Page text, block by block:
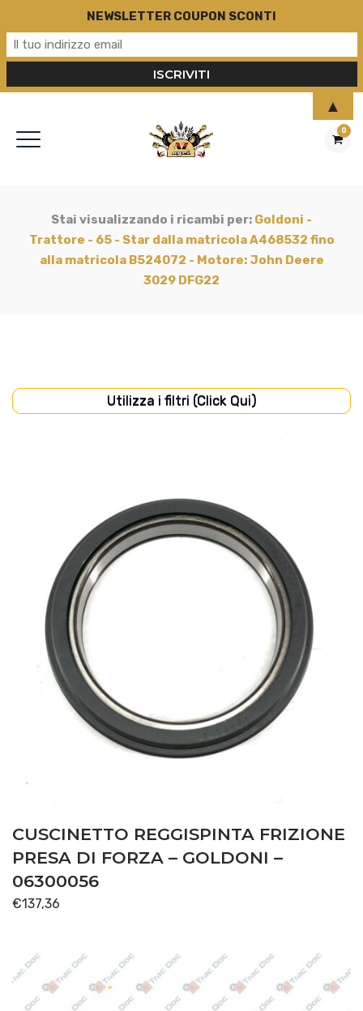
0
Stai visualizzando i ricambi per: Goldoni -
Trattore - 65 - Star dalla matricola A468532 fino
alla matricola B524072 - Motore: John Deere
3029 DFG22
Utilizza i filtri (Click Qui)
(15)
(54)
FRENI (14)
IMPIANTO ELETTRICO
IMPIANTO IDRAULICO
MOTORE
POMPE (15)
PONTE ANTERIORE (10)
CUSCINETTO REGGISPINTA FRIZIONE
PRESA DI FORZA – GOLDONI –
06300056
€137,36
NEWSLETTER COUPON SCONTI
▲